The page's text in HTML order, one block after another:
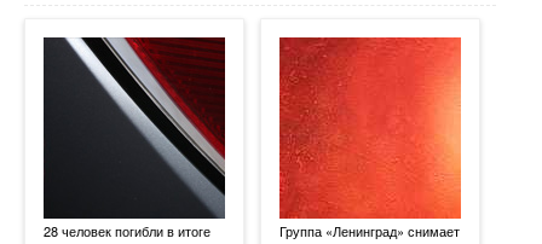
28 человек погибли в итоге
Группа «Ленинград» снимает